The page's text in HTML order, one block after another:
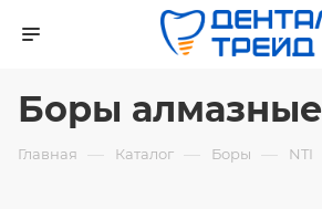
Боры алмазные
Главная — Каталог — Боры — NTI